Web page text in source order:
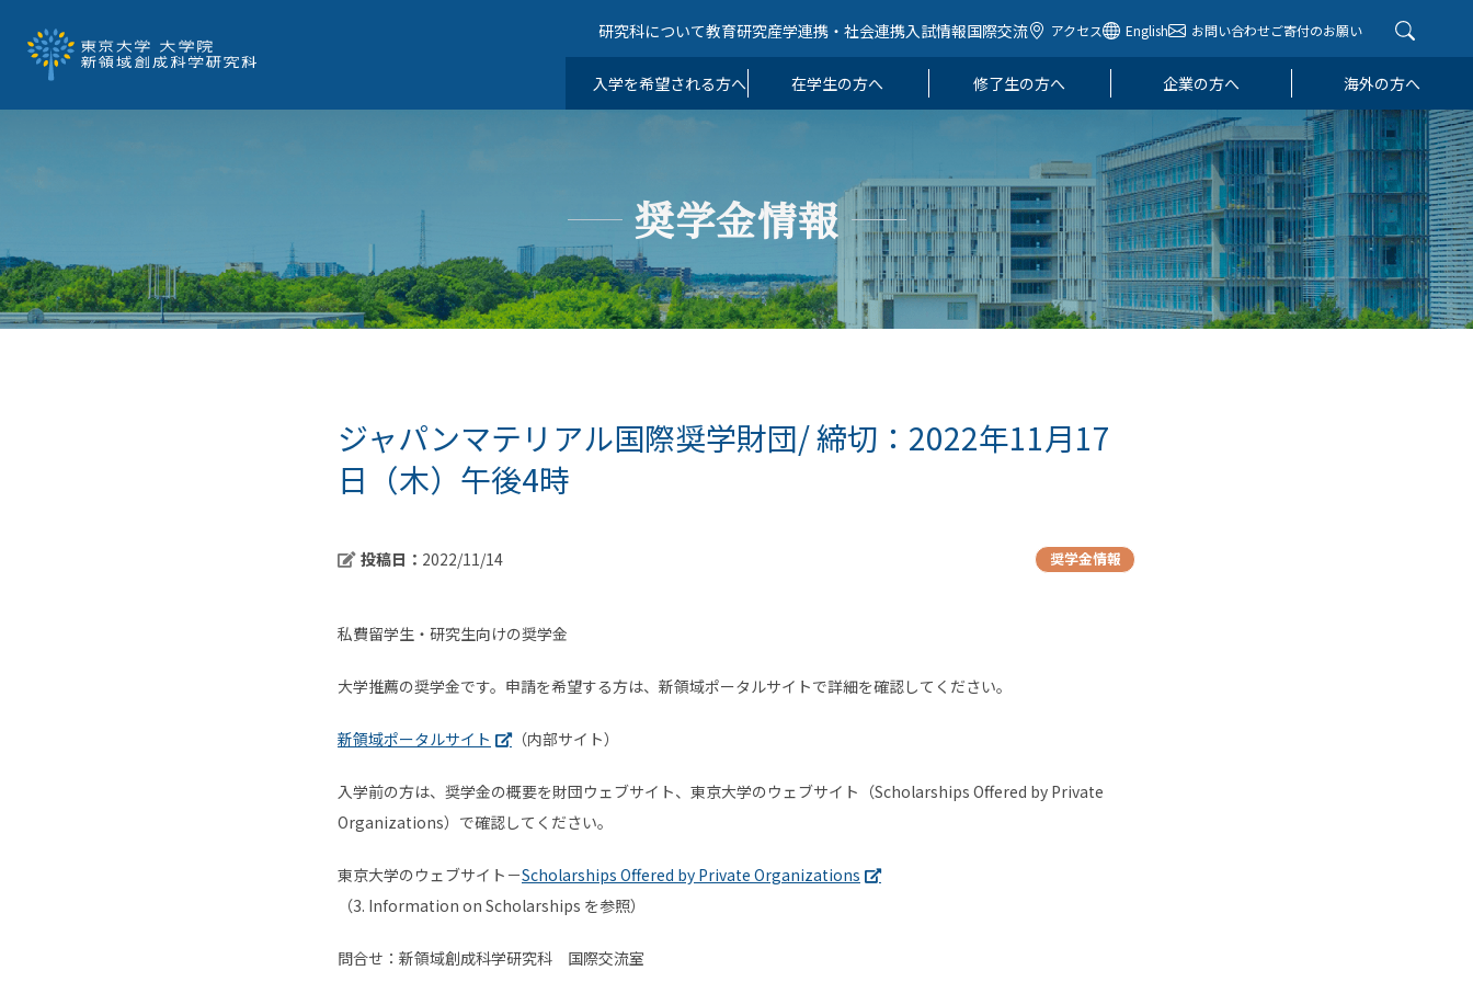
研究科について教育研究産学連携・社会連携入試情報国際交流 アクセス English お問い合わせご寄付のお願い
入学を希望される方へ 在学生の方へ 修了生の方へ 企業の方へ 海外の方へ
奨学金情報
ジャパンマテリアル国際奨学財団/ 締切：2022年11月17
日（木）午後4時
投稿日： 2022/11/14 奨学金情報
私費留学生・研究生向けの奨学金
大学推薦の奨学金です。申請を希望する方は、新領域ポータルサイトで詳細を確認してください。
新領域ポータルサイト （内部サイト）
入学前の方は、奨学金の概要を財団ウェブサイト、東京大学のウェブサイト（Scholarships Offered by Private
Organizations）で確認してください。
東京大学のウェブサイト－Scholarships Offered by Private Organizations
（3. Information on Scholarships を参照）
問合せ：新領域創成科学研究科 国際交流室